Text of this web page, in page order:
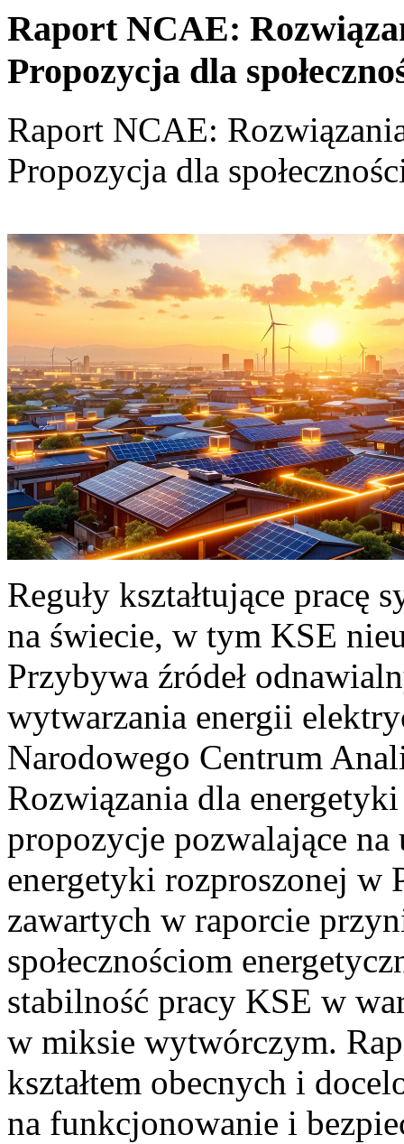
Raport NCAE:
Propozycja dla
Raport NCAE:
Propozycja dla
Reguły kształtujące pracę
na świecie, w tym KSE
Przybywa źródeł
wytwarzania energii
Narodowego Centrum
Rozwiązania dla
propozycje pozwalające
energetyki rozproszonej w
zawartych w raporcie
społecznościom
stabilność pracy KSE w
w miksie wytwórczym.
kształtem obecnych i
na funkcjonowanie i